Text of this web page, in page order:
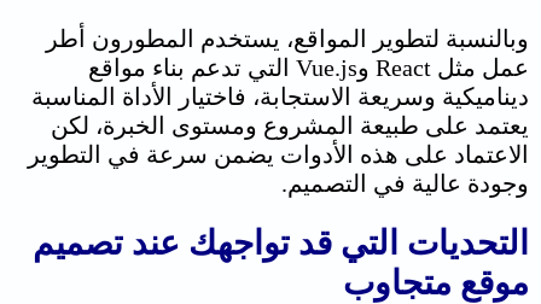
وبالنسبة لتطوير المواقع، يستخدم المطورون أطر
عمل مثل React وVue.js التي تدعم بناء مواقع
ديناميكية وسريعة الاستجابة، فاختيار الأداة المناسبة
يعتمد على طبيعة المشروع ومستوى الخبرة، لكن
الاعتماد على هذه الأدوات يضمن سرعة في التطوير
وجودة عالية في التصميم.
التحديات التي قد تواجهك عند تصميم
موقع متجاوب